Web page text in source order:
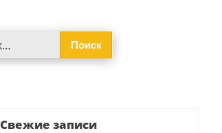
Свежие записи